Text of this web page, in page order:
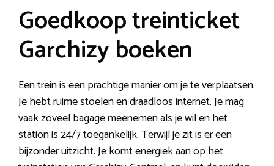
Goedkoop treinticket
Garchizy boeken
Een trein is een prachtige manier om je te verplaatsen.
Je hebt ruime stoelen en draadloos internet. Je mag
vaak zoveel bagage meenemen als je wil en het
station is 24/7 toegankelijk. Terwijl je zit is er een
bijzonder uitzicht. Je komt energiek aan op het